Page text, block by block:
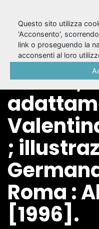
La
Plauto ;
;
Roma :
[1996].
Questo sito utilizza
'Acconsento',
link o proseguendo la
acconsenti al loro